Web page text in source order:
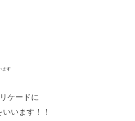
ます
ケードに
います！！